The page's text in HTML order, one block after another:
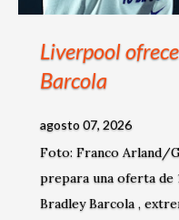
Liverpool
Barcola
agosto 07, 2026
Foto: Franco Arland/
prepara una oferta de
Bradley Barcola ,